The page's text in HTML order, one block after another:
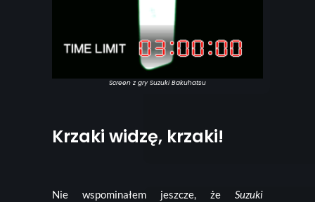
Screen z gry Suzuki Bakuhatsu
Krzaki widzę, krzaki!
Nie wspominałem jeszcze, że Suzuki